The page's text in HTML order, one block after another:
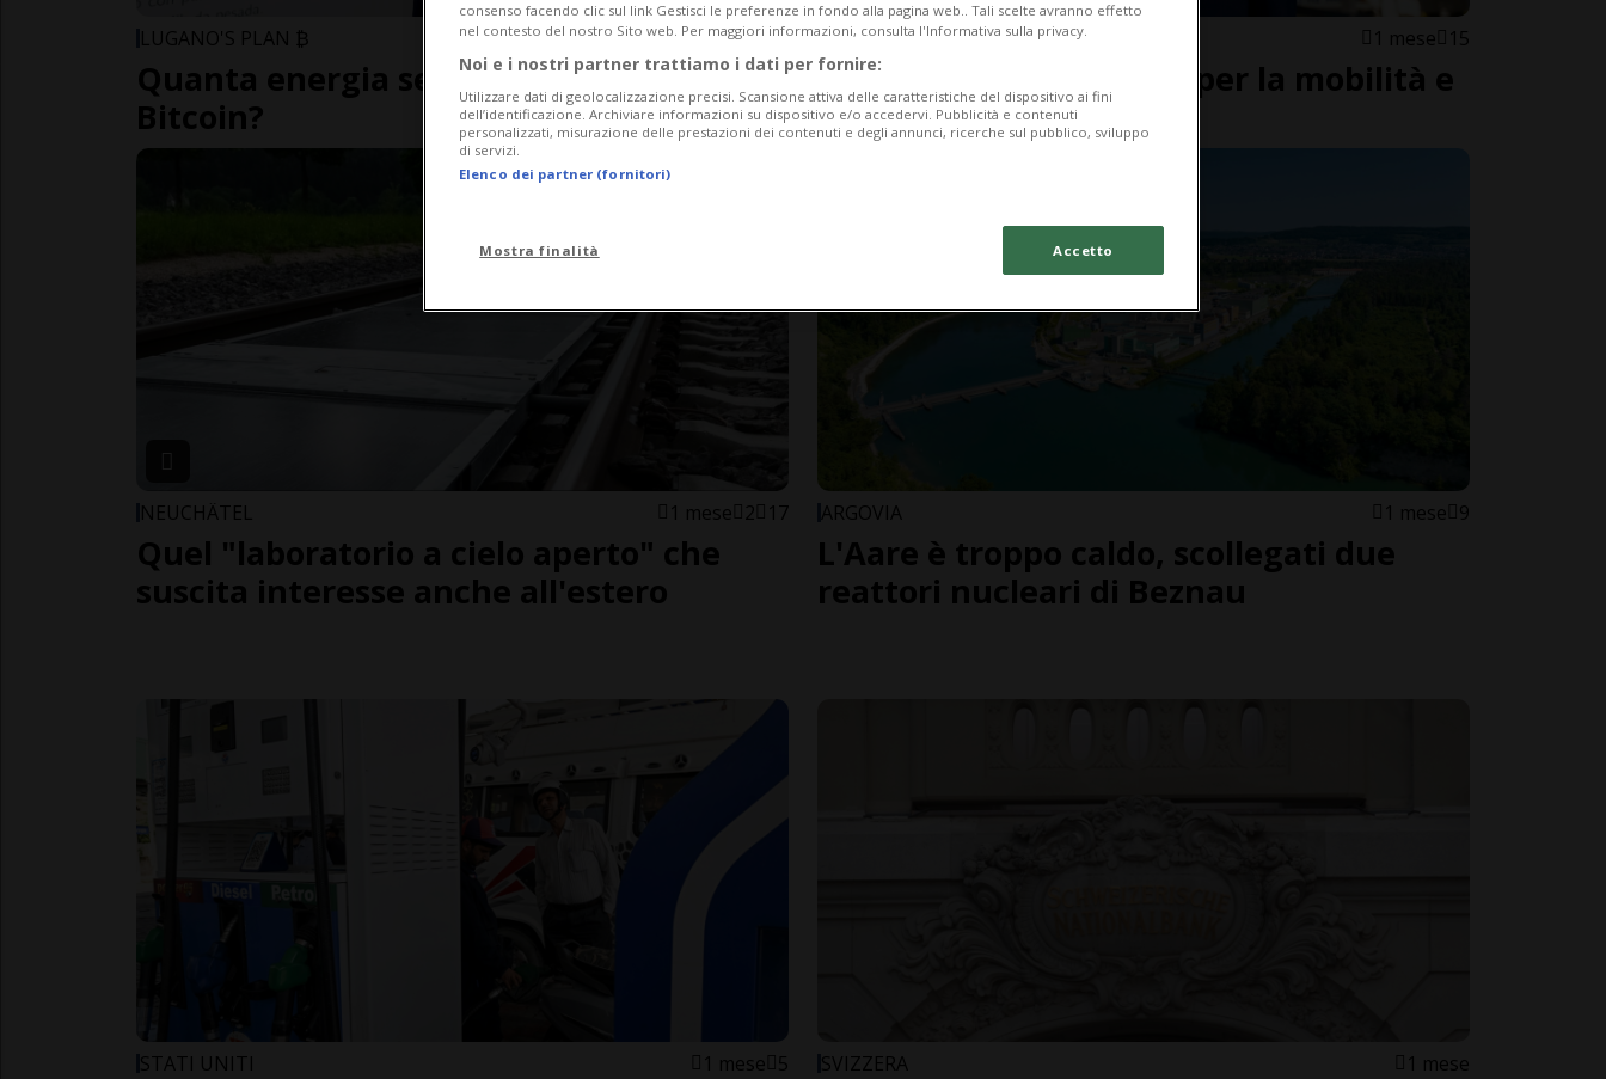
LUGANO'S PLAN ₿ 23 ore
Quanta energia serve per minare un
Bitcoin?
LUCERNA 1 mese 15
Rösti annuncia miliardi per la mobilità e
apre al nucleare
NEUCHÂTEL 1 mese 2 17
Quel "laboratorio a cielo aperto" che
suscita interesse anche all'estero
ARGOVIA 1 mese 9
L'Aare è troppo caldo, scollegati due
reattori nucleari di Beznau
STATI UNITI 1 mese 5 SVIZZERA 1 mese
consenso facendo clic sul link Gestisci le preferenze in fondo alla pagina web.. Tali scelte avranno effetto
nel contesto del nostro Sito web. Per maggiori informazioni, consulta l'Informativa sulla privacy.
Noi e i nostri partner trattiamo i dati per fornire:
Utilizzare dati di geolocalizzazione precisi. Scansione attiva delle caratteristiche del dispositivo ai fini
dell’identificazione. Archiviare informazioni su dispositivo e/o accedervi. Pubblicità e contenuti
personalizzati, misurazione delle prestazioni dei contenuti e degli annunci, ricerche sul pubblico, sviluppo
di servizi.
Elenco dei partner (fornitori)
Mostra finalità Accetto